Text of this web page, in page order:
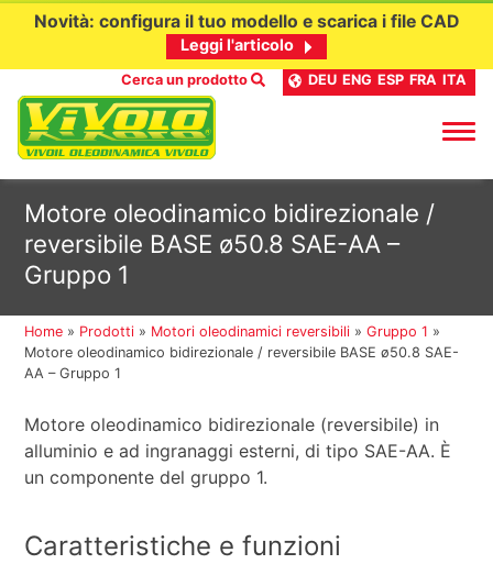
contenuto
Novità: configura il tuo modello e scarica i file CAD
Leggi l'articolo
Cerca un prodotto DEU ENG ESP FRA ITA
Motore oleodinamico bidirezionale /
reversibile BASE ø50.8 SAE-AA –
Gruppo 1
Home » Prodotti » Motori oleodinamici reversibili »Gruppo 1 »
Motore oleodinamico bidirezionale / reversibile BASE ø50.8 SAE-
AA – Gruppo 1
Motore oleodinamico bidirezionale (reversibile) in
alluminio e ad ingranaggi esterni, di tipo SAE-AA. È
un componente del gruppo 1.
Caratteristiche e funzioni